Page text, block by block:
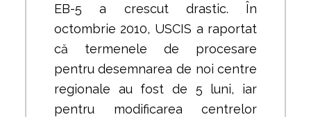
EB-5 a crescut drastic. În
octombrie 2010, USCIS a raportat
că termenele de procesare
pentru desemnarea de noi centre
regionale au fost de 5 luni, iar
pentru modificarea centrelor